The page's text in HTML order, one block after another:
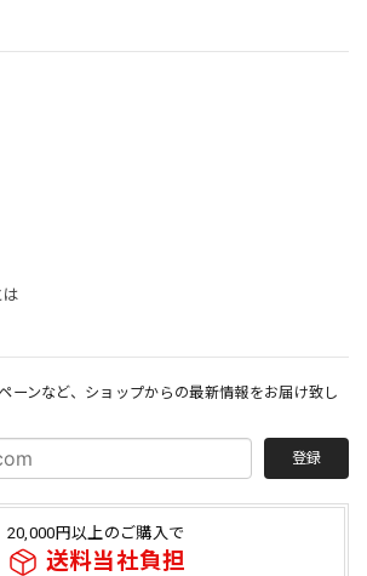
ーンなど、ショップからの最新情報をお届け致し
登録
20,000円以上のご購入で
送料当社負担